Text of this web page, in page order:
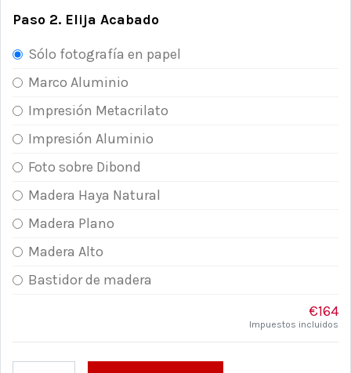
Paso 2. Elija Acabado
Sólo fotografía en papel
Marco Aluminio
Impresión Metacrilato
Impresión Aluminio
Foto sobre Dibond
Madera Haya Natural
Madera Plano
Madera Alto
Bastidor de madera
€164
Impuestos incluidos